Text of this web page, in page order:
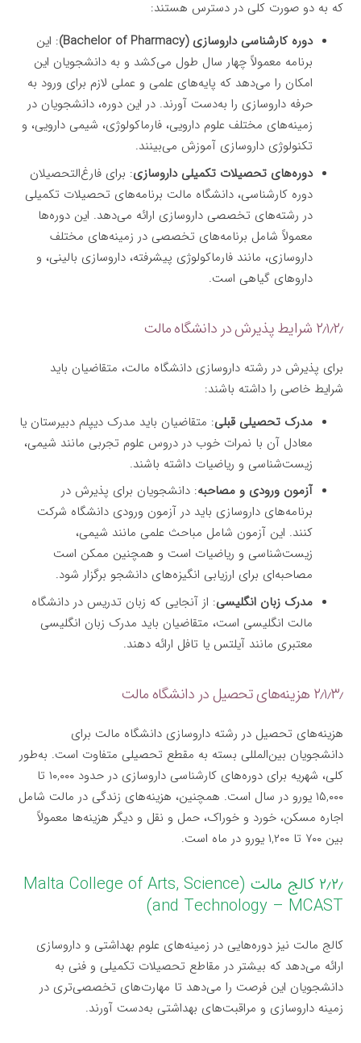
که به دو صورت کلی در دسترس هستند:
دوره کارشناسی داروسازی (Bachelor of Pharmacy)
: این
برنامه معمولاً چهار سال طول می‌کشد و به دانشجویان این
امکان را می‌دهد که پایه‌های علمی و عملی لازم برای ورود به
حرفه داروسازی را به‌دست آورند. در این دوره، دانشجویان در
زمینه‌های مختلف علوم دارویی، فارماکولوژی، شیمی دارویی، و
تکنولوژی داروسازی آموزش می‌بینند.
دوره‌های تحصیلات تکمیلی داروسازی: برای فارغ‌التحصیلان
دوره کارشناسی، دانشگاه مالت برنامه‌های تحصیلات تکمیلی
در رشته‌های تخصصی داروسازی ارائه می‌دهد. این دوره‌ها
معمولاً شامل برنامه‌های تخصصی در زمینه‌های مختلف
داروسازی، مانند فارماکولوژی پیشرفته، داروسازی بالینی، و
داروهای گیاهی است.
۲٫۱٫۲٫ شرایط پذیرش در دانشگاه مالت
برای پذیرش در رشته داروسازی دانشگاه مالت، متقاضیان باید
شرایط خاصی را داشته باشند:
مدرک تحصیلی قبلی: متقاضیان باید مدرک دیپلم دبیرستان یا
معادل آن با نمرات خوب در دروس علوم تجربی مانند شیمی،
زیست‌شناسی و ریاضیات داشته باشند.
آزمون ورودی و مصاحبه: دانشجویان برای پذیرش در
برنامه‌های داروسازی باید در آزمون ورودی دانشگاه شرکت
کنند. این آزمون شامل مباحث علمی مانند شیمی،
زیست‌شناسی و ریاضیات است و همچنین ممکن است
مصاحبه‌ای برای ارزیابی انگیزه‌های دانشجو برگزار شود.
مدرک زبان انگلیسی: از آنجایی که زبان تدریس در دانشگاه
مالت انگلیسی است، متقاضیان باید مدرک زبان انگلیسی
معتبری مانند آیلتس یا تافل ارائه دهند.
۲٫۱٫۳٫ هزینه‌های تحصیل در دانشگاه مالت
هزینه‌های تحصیل در رشته داروسازی دانشگاه مالت برای
دانشجویان بین‌المللی بسته به مقطع تحصیلی متفاوت است. به‌طور
کلی، شهریه برای دوره‌های کارشناسی داروسازی در حدود ۱۰,۰۰۰ تا
۱۵,۰۰۰ یورو در سال است. همچنین، هزینه‌های زندگی در مالت شامل
اجاره مسکن، خورد و خوراک، حمل و نقل و دیگر هزینه‌ها معمولاً
بین ۷۰۰ تا ۱,۲۰۰ یورو در ماه است.
۲٫۲٫ کالج مالت (Malta College of Arts, Science
and Technology – MCAST)
کالج مالت نیز دوره‌هایی در زمینه‌های علوم بهداشتی و داروسازی
ارائه می‌دهد که بیشتر در مقاطع تحصیلات تکمیلی و فنی به
دانشجویان این فرصت را می‌دهد تا مهارت‌های تخصصی‌تری در
زمینه داروسازی و مراقبت‌های بهداشتی به‌دست آورند.